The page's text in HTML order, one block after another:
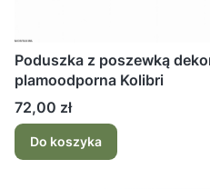
Poduszka z poszewką
plamoodporna Kolibri
Cena
72,00 zł
Do koszyka